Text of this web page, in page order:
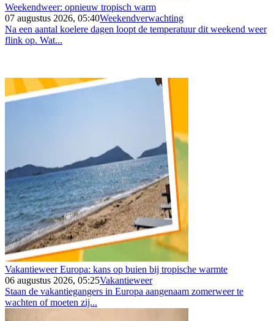
Weekendweer: opnieuw tropisch warm
07 augustus 2026, 05:40Weekendverwachting
Na een aantal koelere dagen loopt de temperatuur dit weekend weer
flink op. Wat...
Vakantieweer Europa: kans op buien bij tropische warmte
06 augustus 2026, 05:25Vakantieweer
Staan de vakantiegangers in Europa aangenaam zomerweer te
wachten of moeten zij...